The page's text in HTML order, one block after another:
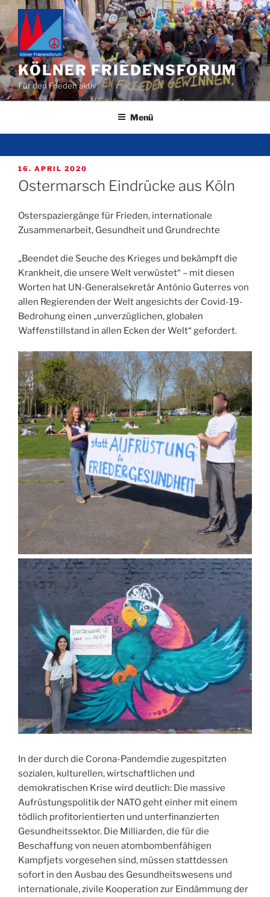
Zum
Inhalt
springen
KÖLNER FRIEDENSFORUM
Für den Frieden aktiv
Menü
VERÖFFENTLICHT
AM
16. APRIL 2020
Ostermarsch Eindrücke aus Köln
Osterspaziergänge für Frieden, internationale
Zusammenarbeit, Gesundheit und Grundrechte
„Beendet die Seuche des Krieges und bekämpft die
Krankheit, die unsere Welt verwüstet“ – mit diesen
Worten hat UN-Generalsekretär António Guterres von
allen Regierenden der Welt angesichts der Covid-19-
Bedrohung einen „unverzüglichen, globalen
Waffenstillstand in allen Ecken der Welt“ gefordert.
In der durch die Corona-Pandemdie zugespitzten
sozialen, kulturellen, wirtschaftlichen und
demokratischen Krise wird deutlich: Die massive
Aufrüstungspolitik der NATO geht einher mit einem
tödlich profitorientierten und unterfinanzierten
Gesundheitssektor. Die Milliarden, die für die
Beschaffung von neuen atombombenfähigen
Kampfjets vorgesehen sind, müssen stattdessen
sofort in den Ausbau des Gesundheitswesens und
internationale, zivile Kooperation zur Eindämmung der